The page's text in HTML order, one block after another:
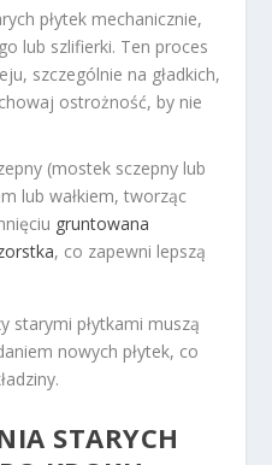
płytek mechanicznie,
lub szlifierki. Ten proces
szczególnie na gładkich,
ostrożność, by nie
(mostek sczepny lub
lub wałkiem, tworząc
gruntowana
, co zapewni lepszą
starymi płytkami muszą
nowych płytek, co
STARYCH